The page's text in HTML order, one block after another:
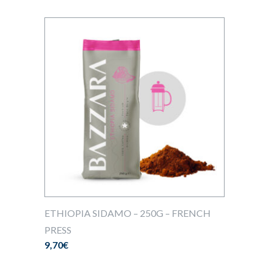
ETHIOPIA SIDAMO – 250G – FRENCH
PRESS
9,70€